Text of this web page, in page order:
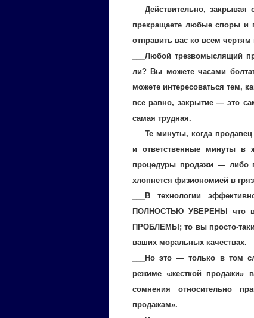
___Действительно,
прекращаете любые споры и
отправить вас ко всем
___Любой трезвомыслящий
ли? Вы можете часами
можете интересоваться тем,
все равно, закрытие — это
самая трудная.
___Те минуты, когда
и ответственные минуты в
процедуры продажи — либо
хлопнется физиономией в
___В технологии
ПОЛНОСТЬЮ УВЕРЕНЫ что
ПРОБЛЕМЫ; то вы просто-таки
ваших моральных качествах.
___Но это — только в том
режиме «жесткой продажи»
сомнения относительно
продажам».